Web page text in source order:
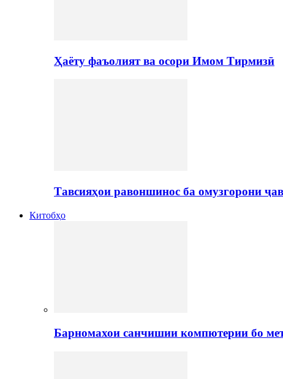
Ҳаёту фаъолият ва осори Имом Тирмизӣ
Тавсияҳои равоншинос ба омузгорони
Китобҳо
Барномахои санчишии компютерии бо